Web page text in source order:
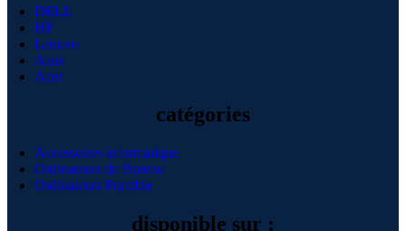
DELL
HP
Lenovo
Asus
Acer
catégories
Accessoires informatique
Ordinateurs de Bureau
Ordinateurs Portable
disponible sur :